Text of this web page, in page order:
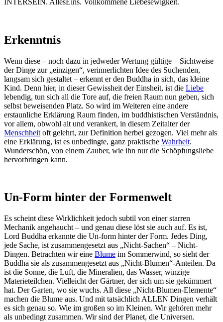
Erkenntnis
Wenn diese – noch dazu in jedweder Wertung gültige – Sichtweise
der Dinge zur „einzigen“, verinnerlichten Idee des Suchenden,
langsam sich gestaltet – erkennt er den Buddha in sich, das kleine
Kind. Denn hier, in dieser Gewissheit der Einsheit, ist die Liebe
lebendig, tun sich all die Tore auf, die freien Raum nun geben, sich
selbst beweisenden Platz. So wird im Weiteren eine andere
erstaunliche Erklärung Raum finden, im buddhistischen Verständnis,
vor allem, obwohl alt und verankert, in diesem Zeitalter der
Menschheit oft gelehrt, zur Definition herbei gezogen. Viel mehr als
eine Erklärung, ist es unbedingte, ganz praktische Wahrheit.
Wunderschön, von einem Zauber, wie ihn nur die Schöpfungsliebe
hervorbringen kann.
Un-Form hinter der Formenwelt
Es scheint diese Wirklichkeit jedoch subtil von einer starren
Mechanik angehaucht – und genau diese löst sie auch auf. Es ist,
Lord Buddha erkannte die Un-form hinter der Form. Jedes Ding,
jede Sache, ist zusammengesetzt aus „Nicht-Sachen“ – Nicht-
Dingen. Betrachten wir eine Blume im Sommerwind, so sieht der
Buddha sie als zusammengesetzt aus „Nicht-Blumen“-Anteilen. Da
ist die Sonne, die Luft, die Mineralien, das Wasser, winzige
Materieteilchen. Vielleicht der Gärtner, der sich um sie gekümmert
hat. Der Garten, wo sie wuchs. All diese „Nicht-Blumen-Elemente“
machen die Blume aus. Und mit tatsächlich ALLEN Dingen verhält
es sich genau so. Wie im großen so im Kleinen. Wir gehören mehr
als unbedingt zusammen. Wir sind der Planet, die Universen.